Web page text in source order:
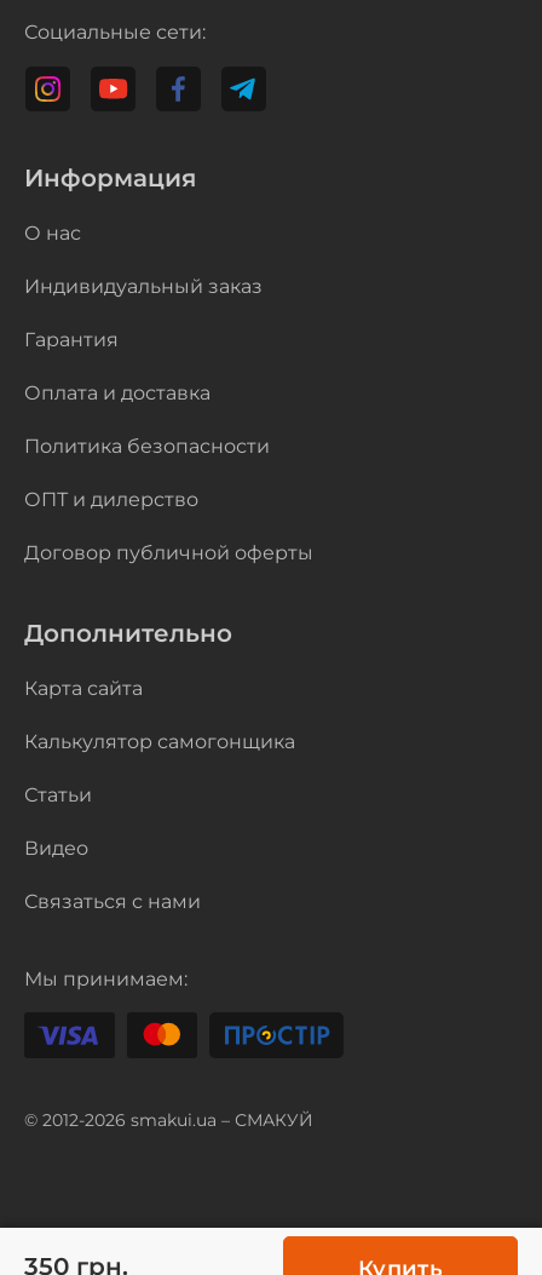
350 грн. Купить
Социальные сети:
Информация
О нас
Индивидуальный заказ
Гарантия
Оплата и доставка
Политика безопасности
ОПТ и дилерство
Договор публичной оферты
Дополнительно
Карта сайта
Калькулятор самогонщика
Статьи
Видео
Связаться с нами
Мы принимаем:
© 2012-2026 smakui.ua – СМАКУЙ